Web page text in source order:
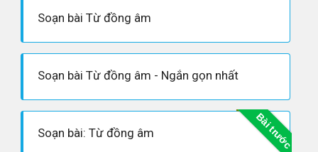
Soạn bài Từ đồng âm
Soạn bài Từ đồng âm - Ngắn gọn nhất
Bài trước
Soạn bài: Từ đồng âm